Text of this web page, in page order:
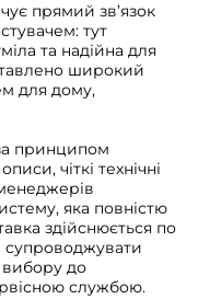
прямий зв’язок
тут
та надійна для
широкий
для дому,
принципом
чіткі технічні
яка повністю
здійснюється по
супроводжувати
вибору до
службою.